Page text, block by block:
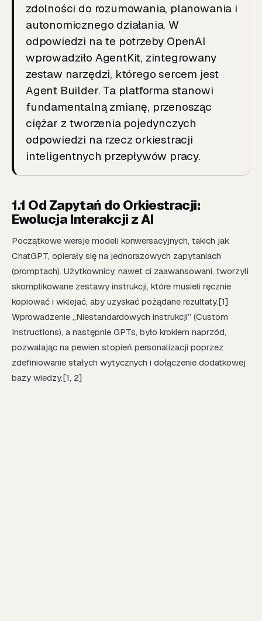
zdolności do rozumowania, planowania i
autonomicznego działania. W
odpowiedzi na te potrzeby OpenAI
wprowadziło AgentKit, zintegrowany
zestaw narzędzi, którego sercem jest
Agent Builder. Ta platforma stanowi
fundamentalną zmianę, przenosząc
ciężar z tworzenia pojedynczych
odpowiedzi na rzecz orkiestracji
inteligentnych przepływów pracy.
1.1 Od Zapytań do Orkiestracji:
Ewolucja Interakcji z AI
Początkowe wersje modeli konwersacyjnych, takich jak
ChatGPT, opierały się na jednorazowych zapytaniach
(promptach). Użytkownicy, nawet ci zaawansowani, tworzyli
skomplikowane zestawy instrukcji, które musieli ręcznie
kopiować i wklejać, aby uzyskać pożądane rezultaty.[1]
Wprowadzenie „Niestandardowych instrukcji” (Custom
Instructions), a następnie GPTs, było krokiem naprzód,
pozwalając na pewien stopień personalizacji poprzez
zdefiniowanie stałych wytycznych i dołączenie dodatkowej
bazy wiedzy.[1, 2]